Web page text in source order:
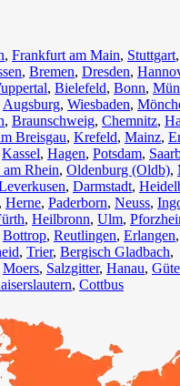
, Frankfurt am Main, Stuttgart,
, Bremen, Dresden,
, Bielefeld⁠, Bonn⁠,
Augsburg, Wiesbaden⁠,
, Braunschweig, Chemnitz⁠,
Breisgau⁠, Krefeld⁠, Mainz⁠,
Kassel⁠, Hagen, Potsdam,
Rhein⁠, Oldenburg (Oldb),
, Darmstadt⁠,
, Herne⁠, Paderborn, Neuss,
, Heilbronn, Ulm⁠,
Bottrop, Reutlingen, Erlangen⁠,
, Trier⁠, Bergisch Gladbach,
Moers⁠, Salzgitter⁠, Hanau,
, Cottbus⁠